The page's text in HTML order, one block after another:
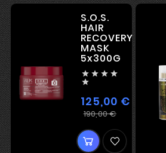
/ JUODAS
/
RUDAŠVOS
S.O.S.
HAIR
RECOVERY
MASK
5x300G
   

125,00 €
190,00 €
Įprasta
Kaina